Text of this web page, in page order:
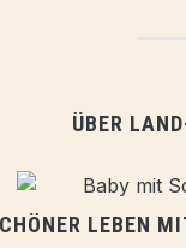
ÜBER
LEBEN